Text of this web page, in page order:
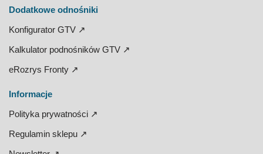
Dodatkowe odnośniki
Konfigurator GTV ↗
Kalkulator podnośników GTV ↗
eRozrys Fronty ↗
Informacje
Polityka prywatności ↗
Regulamin sklepu ↗